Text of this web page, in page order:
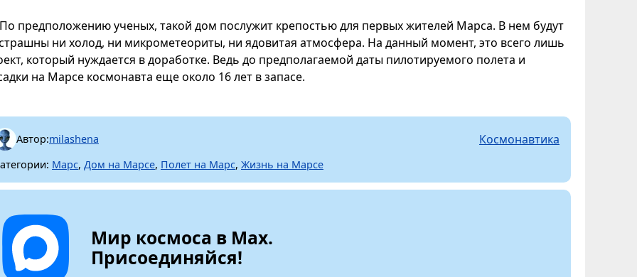
По предположению ученых, такой дом послужит крепостью для первых жителей Марса. В нем будут
ни холод, ни микрометеориты, ни ядовитая атмосфера. На данный момент, это всего лишь
который нуждается в доработке. Ведь до предполагаемой даты пилотируемого полета и
на Марсе космонавта еще около 16 лет в запасе.
Автор:milashena Космонавтика
Марс, Дом на Марсе, Полет на Марс, Жизнь на Марсе
Мир космоса в Max.
Присоединяйся!